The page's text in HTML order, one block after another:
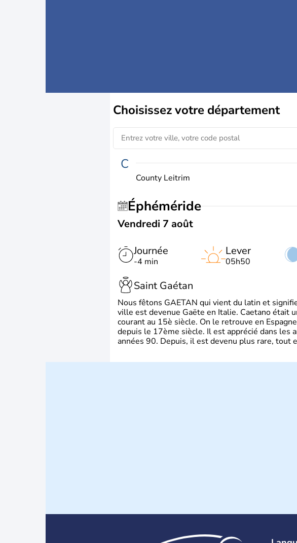
Choisissezvotre département
C
County Leitrim
Éphéméride
Vendredi 7 août
Journée
-4 min
Lever
05h50
Saint Gaétan
Nous fêtons GAETAN qui vient du latin et
ville est devenue Gaëte en Italie. Caetano était
courant au 15è siècle. On le retrouve en
depuis le 17ème siècle. Il est apprécié dans les
années 90. Depuis, il est devenu plus rare, tout